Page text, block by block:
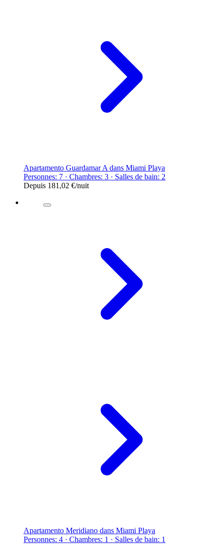
Apartamento Guardamar A dans Miami Playa
Personnes: 7 · Chambres: 3 · Salles de bain: 2
Depuis 181,02 €/nuit
Apartamento Meridiano dans Miami Playa
Personnes: 4 · Chambres: 1 · Salles de bain: 1